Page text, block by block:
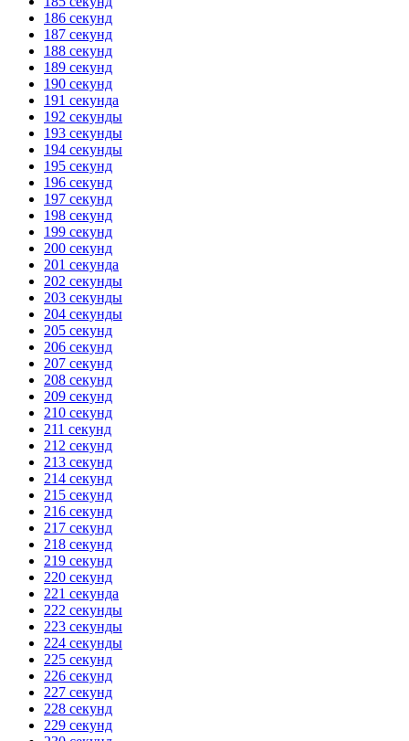
186 секунд
187 секунд
188 секунд
189 секунд
190 секунд
191 секунда
192 секунды
193 секунды
194 секунды
195 секунд
196 секунд
197 секунд
198 секунд
199 секунд
200 секунд
201 секунда
202 секунды
203 секунды
204 секунды
205 секунд
206 секунд
207 секунд
208 секунд
209 секунд
210 секунд
211 секунд
212 секунд
213 секунд
214 секунд
215 секунд
216 секунд
217 секунд
218 секунд
219 секунд
220 секунд
221 секунда
222 секунды
223 секунды
224 секунды
225 секунд
226 секунд
227 секунд
228 секунд
229 секунд